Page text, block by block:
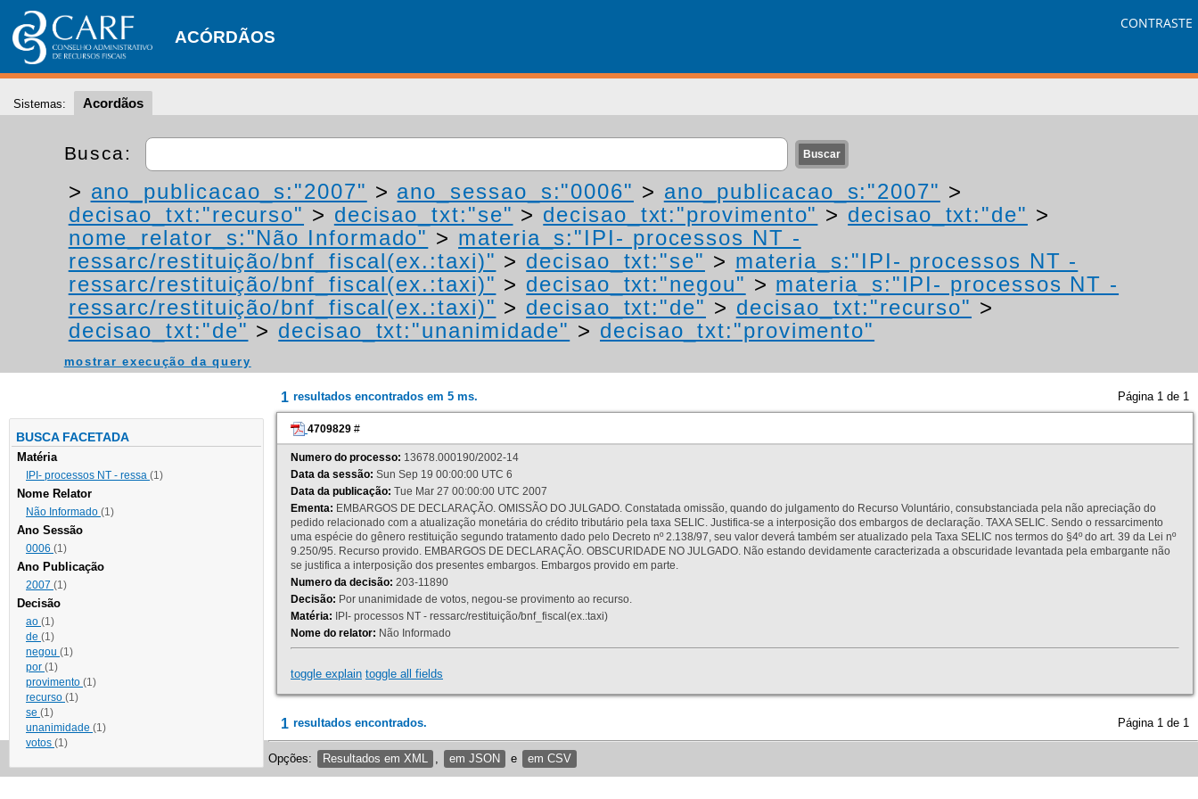
ACÓRDÃOS
CONTRASTE
Sistemas: Acordãos
Busca:
> ano_publicacao_s:"2007" > ano_sessao_s:"0006" > ano_publicacao_s:"2007" >
decisao_txt:"recurso" > decisao_txt:"se" > decisao_txt:"provimento" > decisao_txt:"de" >
nome_relator_s:"Não Informado" > materia_s:"IPI- processos NT -
ressarc/restituição/bnf_fiscal(ex.:taxi)" > decisao_txt:"se" > materia_s:"IPI- processos NT -
ressarc/restituição/bnf_fiscal(ex.:taxi)" > decisao_txt:"negou" > materia_s:"IPI- processos NT -
ressarc/restituição/bnf_fiscal(ex.:taxi)" > decisao_txt:"de" > decisao_txt:"recurso" >
decisao_txt:"de" > decisao_txt:"unanimidade" > decisao_txt:"provimento"
mostrar execução da query
BUSCA FACETADA
Matéria
IPI- processos NT - ressa (1)
Nome Relator
Não Informado (1)
Ano Sessão
0006 (1)
Ano Publicação
2007 (1)
Decisão
ao (1)
de (1)
negou (1)
por (1)
provimento (1)
recurso (1)
se (1)
unanimidade (1)
votos (1)
1 resultados encontrados em 5 ms. Página 1 de 1
4709829 #
Numero do processo: 13678.000190/2002-14
Data da sessão: Sun Sep 19 00:00:00 UTC 6
Data da publicação: Tue Mar 27 00:00:00 UTC 2007
Ementa: EMBARGOS DE DECLARAÇÃO. OMISSÃO DO JULGADO. Constatada omissão, quando do julgamento do Recurso Voluntário, consubstanciada pela não apreciação do
pedido relacionado com a atualização monetária do crédito tributário pela taxa SELIC. Justifica-se a interposição dos embargos de declaração. TAXA SELIC. Sendo o ressarcimento
uma espécie do gênero restituição segundo tratamento dado pelo Decreto nº 2.138/97, seu valor deverá também ser atualizado pela Taxa SELIC nos termos do §4º do art. 39 da Lei nº
9.250/95. Recurso provido. EMBARGOS DE DECLARAÇÃO. OBSCURIDADE NO JULGADO. Não estando devidamente caracterizada a obscuridade levantada pela embargante não
se justifica a interposição dos presentes embargos. Embargos provido em parte.
Numero da decisão: 203-11890
Decisão: Por unanimidade de votos, negou-se provimento ao recurso.
Matéria: IPI- processos NT - ressarc/restituição/bnf_fiscal(ex.:taxi)
Nome do relator: Não Informado
toggle explain toggle all fields
1 resultados encontrados. Página 1 de 1
Opções: Resultados em XML em JSON e em CSV